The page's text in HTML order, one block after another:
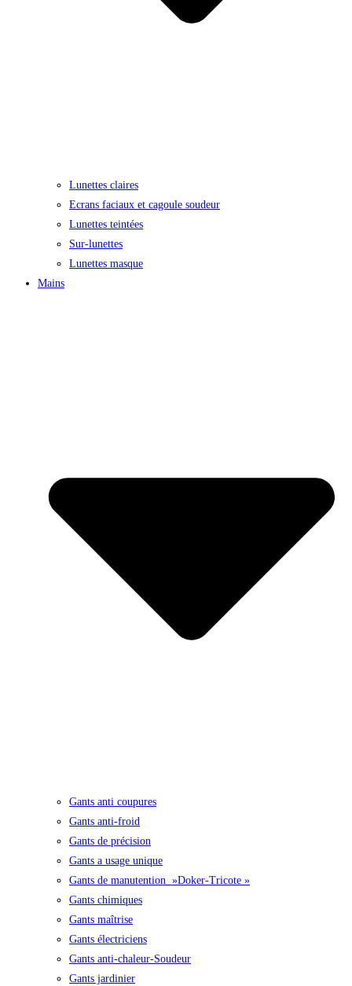
Lunettes claires
Ecrans faciaux et cagoule soudeur
Lunettes teintées
Sur-lunettes
Lunettes masque
Mains
Gants anti coupures
Gants anti-froid
Gants de précision
Gants a usage unique
Gants de manutention »Doker-Tricote »
Gants chimiques
Gants maîtrise
Gants électriciens
Gants anti-chaleur-Soudeur
Gants jardinier